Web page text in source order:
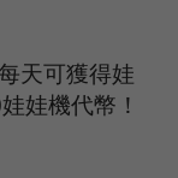
天可獲得娃
娃娃機代幣！